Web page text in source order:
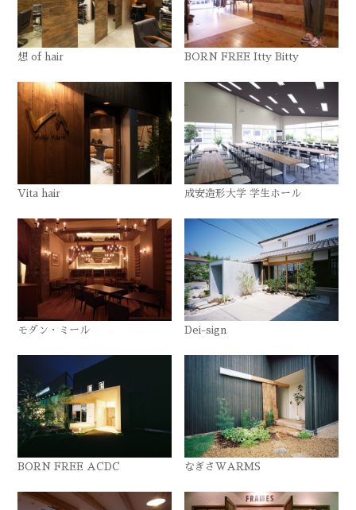
想 of hair BORN FREE Itty Bitty
Vita hair 成安造形大学 学生ホール
モダン・ミール Dei-sign
BORN FREE ACDC なぎさWARMS